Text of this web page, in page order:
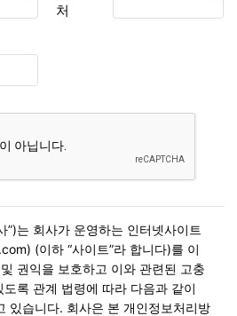
처
”)는 회사가 운영하는 인터넷사이트
(이하 “사이트”라 합니다)를 이
권익을 보호하고 이와 관련된 고충
록 관계 법령에 따라 다음과 같이
있습니다. 회사은 본 개인정보처리방